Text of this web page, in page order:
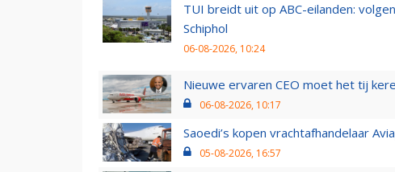
TUI breidt uit op ABC-eilanden:
Schiphol
06-08-2026, 10:24
Nieuwe ervaren CEO moet het tij
06-08-2026, 10:17
Saoedi’s kopen vrachtafhandelaar
05-08-2026, 16:57